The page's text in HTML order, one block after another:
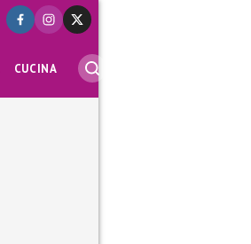
CUCINA